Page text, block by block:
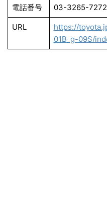
電話番号 03-3265-7272
URL
https://
01B_g-09S/